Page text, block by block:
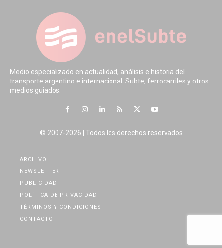
Medio especializado en actualidad, análisis e historia del
transporte argentino e internacional. Subte, ferrocarriles y otros
medios guiados.
© 2007-2026 | Todos los derechos reservados
ARCHIVO
NEWSLETTER
PUBLICIDAD
POLÍTICA DE PRIVACIDAD
TÉRMINOS Y CONDICIONES
CONTACTO